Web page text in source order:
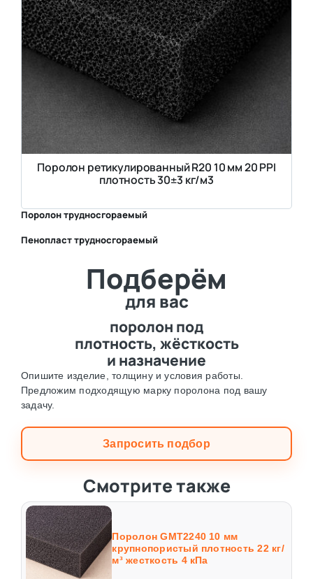
Поролон ретикулированный R20 10 мм 20 PPI
плотность 30±3 кг/м3
Поролон трудносгораемый
Пенопласт трудносгораемый
Подберём
для вас
поролон под
плотность, жёсткость
и назначение
Опишите изделие, толщину и условия работы.
Предложим подходящую марку поролона под вашу
задачу.
Запросить подбор
Смотрите также
Поролон GMT2240 10 мм
крупнопористый плотность 22 кг/
м³ жесткость 4 кПа